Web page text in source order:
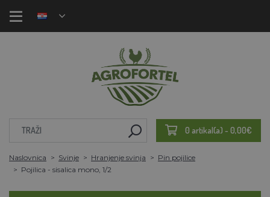
0 artikal(a) - 0,00€
Naslovnica Svinje Hranjenje svinja
Pin pojilice
Pojilica - sisalica mono, 1/2